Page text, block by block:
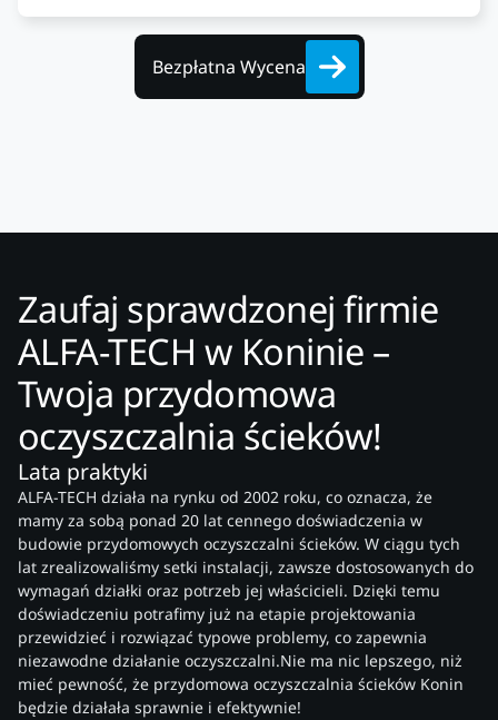
Bezpłatna Wycena
Zaufaj sprawdzonej firmie
ALFA-TECH w Koninie –
Twoja przydomowa
oczyszczalnia ścieków!
Lata praktyki
ALFA-TECH działa na rynku od 2002 roku, co oznacza, że
mamy za sobą ponad 20 lat cennego doświadczenia w
budowie przydomowych oczyszczalni ścieków. W ciągu tych
lat zrealizowaliśmy setki instalacji, zawsze dostosowanych do
wymagań działki oraz potrzeb jej właścicieli. Dzięki temu
doświadczeniu potrafimy już na etapie projektowania
przewidzieć i rozwiązać typowe problemy, co zapewnia
niezawodne działanie oczyszczalni.Nie ma nic lepszego, niż
mieć pewność, że przydomowa oczyszczalnia ścieków Konin
będzie działała sprawnie i efektywnie!